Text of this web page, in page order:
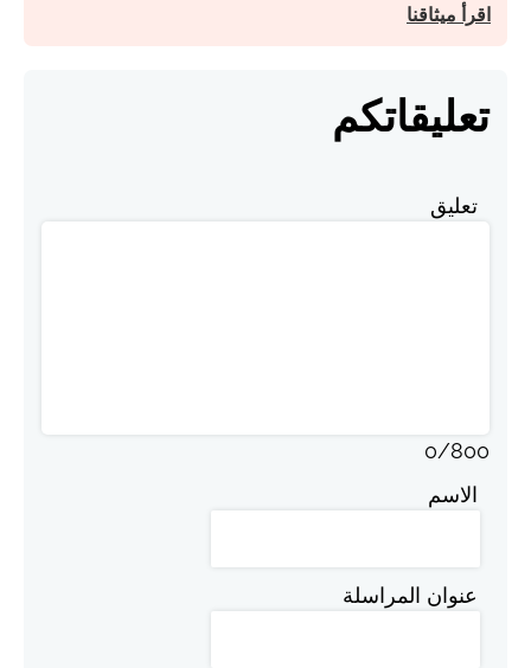
اقرأ ميثاقنا
تعليقاتكم
تعليق
0/800
الاسم
عنوان المراسلة